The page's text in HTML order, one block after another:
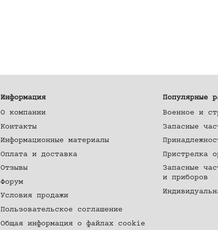
Информация
О компании
Контакты
Информационные материалы
Оплата и доставка
Отзывы
Форум
Условия продажи
Пользовательское соглашение
Общая информация о файлах cookie
Популярные
Военное и
Запасные
Пристрелка
Запасные
и приборов